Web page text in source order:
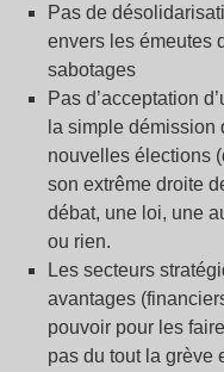
Pas de
envers les émeutes
sabotages
Pas d’acceptation
la simple démission
nouvelles élections
son extrême droite
débat, une loi, une
ou rien.
Les secteurs
avantages
pouvoir pour les
pas du tout la grève